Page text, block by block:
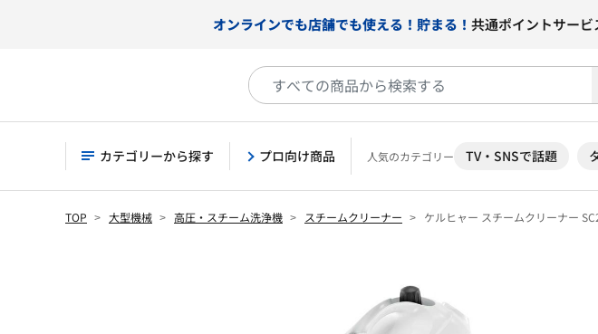
オンラインでも店舗でも使える！貯まる！ 共通ポイントサービ
カテゴリーから探す プロ向け商品 人気のカテゴリー TV・SNSで話題
TOP 大型機械 高圧・スチーム洗浄機 スチームクリーナー ケルヒャー スチームクリーナー